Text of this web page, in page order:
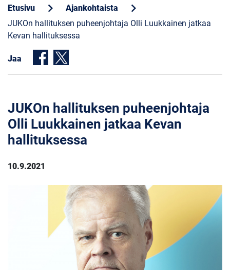
Etusivu chevron_right Ajankohtaista chevron_right
JUKOn hallituksen puheenjohtaja Olli Luukkainen jatkaa
Kevan hallituksessa
Jaa
JUKOn hallituksen puheenjohtaja
Olli Luukkainen jatkaa Kevan
hallituksessa
10.9.2021